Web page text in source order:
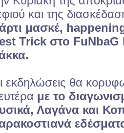
και της
μασκέ,
Trick στο FuNbaG
εκδηλώσεις θα
με το
Λαγάνα και